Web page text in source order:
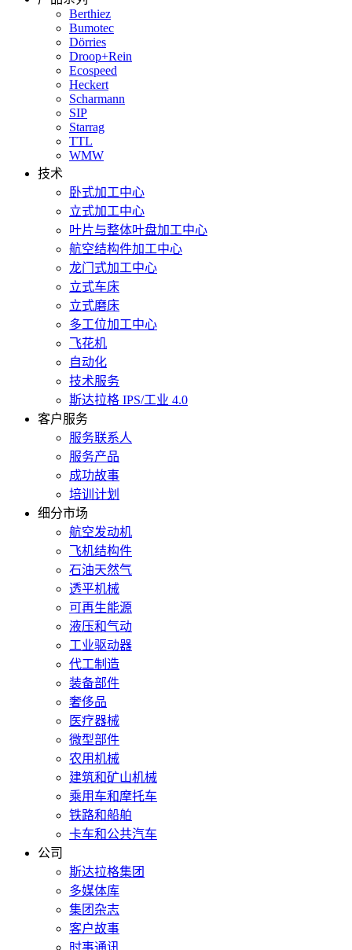
Berthiez
Bumotec
Dörries
Droop+Rein
Ecospeed
Heckert
Scharmann
SIP
Starrag
TTL
WMW
技术
卧式加工中心
立式加工中心
叶片与整体叶盘加工中心
航空结构件加工中心
龙门式加工中心
立式车床
立式磨床
多工位加工中心
飞花机
自动化
技术服务
斯达拉格 IPS/工业 4.0
客户服务
服务联系人
服务产品
成功故事
培训计划
细分市场
航空发动机
飞机结构件
石油天然气
透平机械
可再生能源
液压和气动
工业驱动器
代工制造
装备部件
奢侈品
医疗器械
微型部件
农用机械
建筑和矿山机械
乘用车和摩托车
铁路和船舶
卡车和公共汽车
公司
斯达拉格集团
多媒体库
集团杂志
客户故事
时事通讯